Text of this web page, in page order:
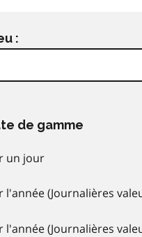
:
de gamme
un jour
l'année (Journalières
l'année (Journalières